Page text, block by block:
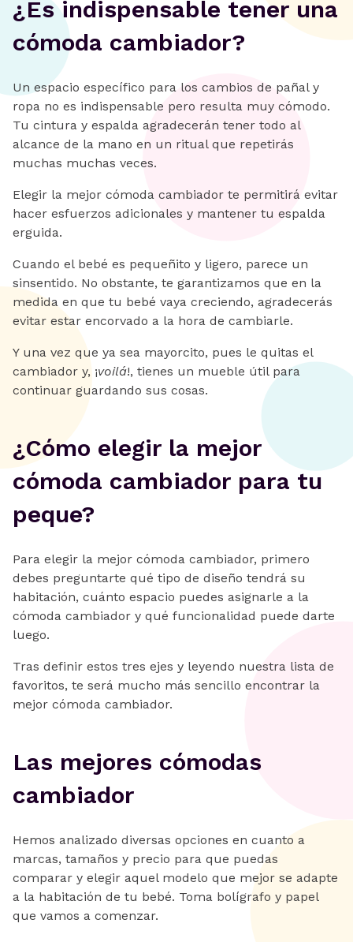
¿Es indispensable tener una
cómoda cambiador?
Un espacio específico para los cambios de pañal y
ropa no es indispensable pero resulta muy cómodo.
Tu cintura y espalda agradecerán tener todo al
alcance de la mano en un ritual que repetirás
muchas muchas veces.
Elegir la mejor cómoda cambiador te permitirá evitar
hacer esfuerzos adicionales y mantener tu espalda
erguida.
Cuando el bebé es pequeñito y ligero, parece un
sinsentido. No obstante, te garantizamos que en la
medida en que tu bebé vaya creciendo, agradecerás
evitar estar encorvado a la hora de cambiarle.
Y una vez que ya sea mayorcito, pues le quitas el
cambiador y, ¡voilá!, tienes un mueble útil para
continuar guardando sus cosas.
¿Cómo elegir la mejor
cómoda cambiador para tu
peque?
Para elegir la mejor cómoda cambiador, primero
debes preguntarte qué tipo de diseño tendrá su
habitación, cuánto espacio puedes asignarle a la
cómoda cambiador y qué funcionalidad puede darte
luego.
Tras definir estos tres ejes y leyendo nuestra lista de
favoritos, te será mucho más sencillo encontrar la
mejor cómoda cambiador.
Las mejores cómodas
cambiador
Hemos analizado diversas opciones en cuanto a
marcas, tamaños y precio para que puedas
comparar y elegir aquel modelo que mejor se adapte
a la habitación de tu bebé. Toma bolígrafo y papel
que vamos a comenzar.